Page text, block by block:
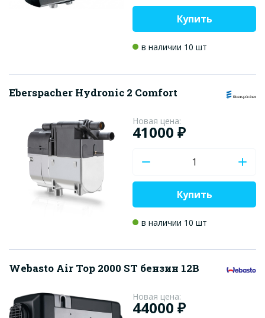
Купить
в наличии 10 шт
Eberspacher Hydronic 2 Comfort
Новая цена:
41000 ₽
Купить
в наличии 10 шт
Webasto Air Top 2000 ST бензин 12В
Новая цена:
44000 ₽